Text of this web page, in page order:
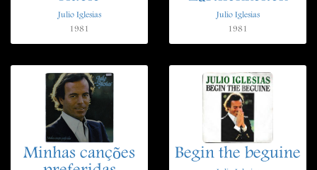
Julio Iglesias
1981
Julio Iglesias
1981
Minhas canções
Begin the beguine